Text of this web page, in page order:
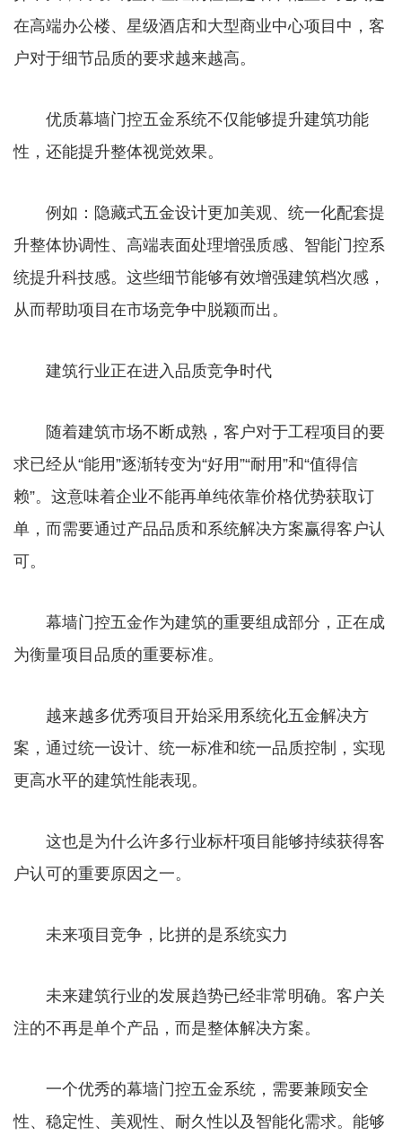
在高端办公楼、星级酒店和大型商业中心项目中，客
户对于细节品质的要求越来越高。
优质幕墙门控五金系统不仅能够提升建筑功能
性，还能提升整体视觉效果。
例如：隐藏式五金设计更加美观、统一化配套提
升整体协调性、高端表面处理增强质感、智能门控系
统提升科技感。这些细节能够有效增强建筑档次感，
从而帮助项目在市场竞争中脱颖而出。
建筑行业正在进入品质竞争时代
随着建筑市场不断成熟，客户对于工程项目的要
求已经从“能用”逐渐转变为“好用”“耐用”和“值得信
赖”。这意味着企业不能再单纯依靠价格优势获取订
单，而需要通过产品品质和系统解决方案赢得客户认
可。
幕墙门控五金作为建筑的重要组成部分，正在成
为衡量项目品质的重要标准。
越来越多优秀项目开始采用系统化五金解决方
案，通过统一设计、统一标准和统一品质控制，实现
更高水平的建筑性能表现。
这也是为什么许多行业标杆项目能够持续获得客
户认可的重要原因之一。
未来项目竞争，比拼的是系统实力
未来建筑行业的发展趋势已经非常明确。客户关
注的不再是单个产品，而是整体解决方案。
一个优秀的幕墙门控五金系统，需要兼顾安全
性、稳定性、美观性、耐久性以及智能化需求。能够